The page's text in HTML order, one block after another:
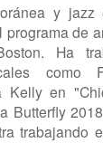
y
de
Ha
como
Kelly en
Butterfly
trabajando